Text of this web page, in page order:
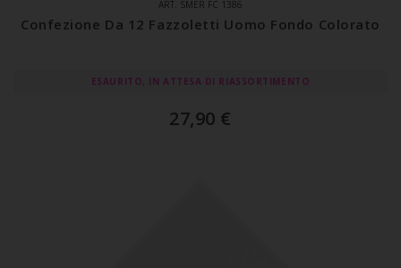
ART. SMER FC 1386
Confezione Da 12 Fazzoletti Uomo Fondo Colorato
ESAURITO, IN ATTESA DI RIASSORTIMENTO
27,90 €